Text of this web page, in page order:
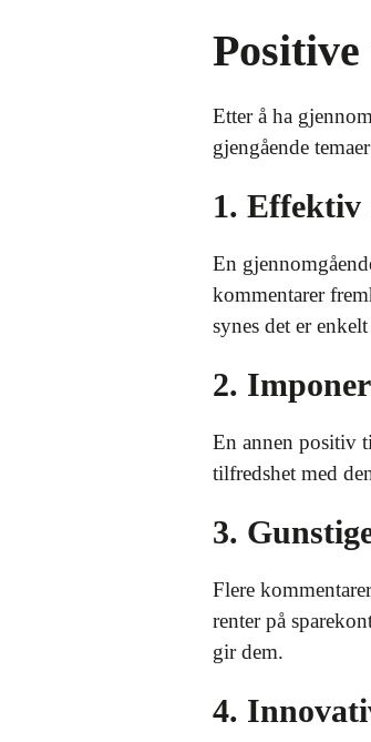
Etter å ha
gjengående
1. Effektiv
En
kommentarer
synes det er
2.
En annen positiv
tilfredshet med
3.
Flere
renter på
gir dem.
4.